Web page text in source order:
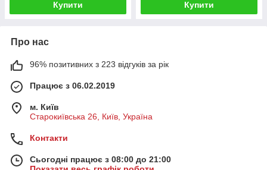
Купити Купити
Про нас
96% позитивних з 223 відгуків за рік
Працює з 06.02.2019
м. Київ
Старокиївська 26, Київ, Україна
Контакти
Сьогодні працює з 08:00 до 21:00